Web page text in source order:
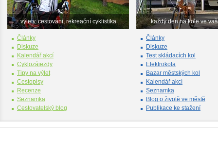
výlety, cestování, rekreační cyklistika
Články
Diskuze
Kalendář akcí
Cyklozájezdy
Tipy na výlet
Cestopisy
Recenze
Seznamka
Cestovatelský blog
každý den na kole ve
Články
Diskuze
Test skládacích kol
Elektrokola
Bazar městských kol
Kalendář akcí
Seznamka
Blog o životě ve městě
Publikace ke stažení